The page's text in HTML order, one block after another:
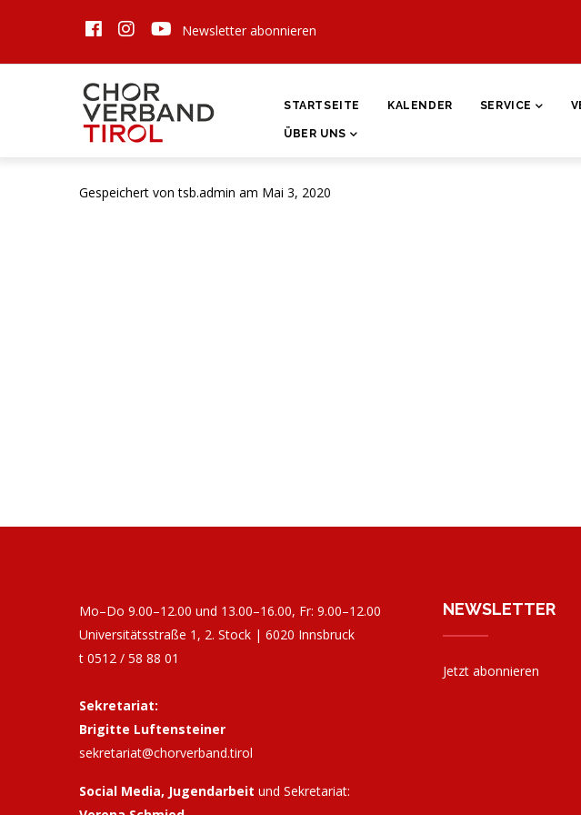
Newsletter abonnieren
HAUPTNAVIGATION
STARTSEITE KALENDER SERVICE
ÜBER UNS
Gespeichert vontsb.admin am Mai 3, 2020
Mo–Do 9.00–12.00 und 13.00–16.00, Fr: 9.00–12.00
Universitätsstraße 1, 2. Stock | 6020 Innsbruck
t 0512 / 58 88 01
Sekretariat:
Brigitte Luftensteiner
sekretariat@chorverband.tirol
Social Media, Jugendarbeit und Sekretariat:
NEWSLETTER
Jetzt abonnieren